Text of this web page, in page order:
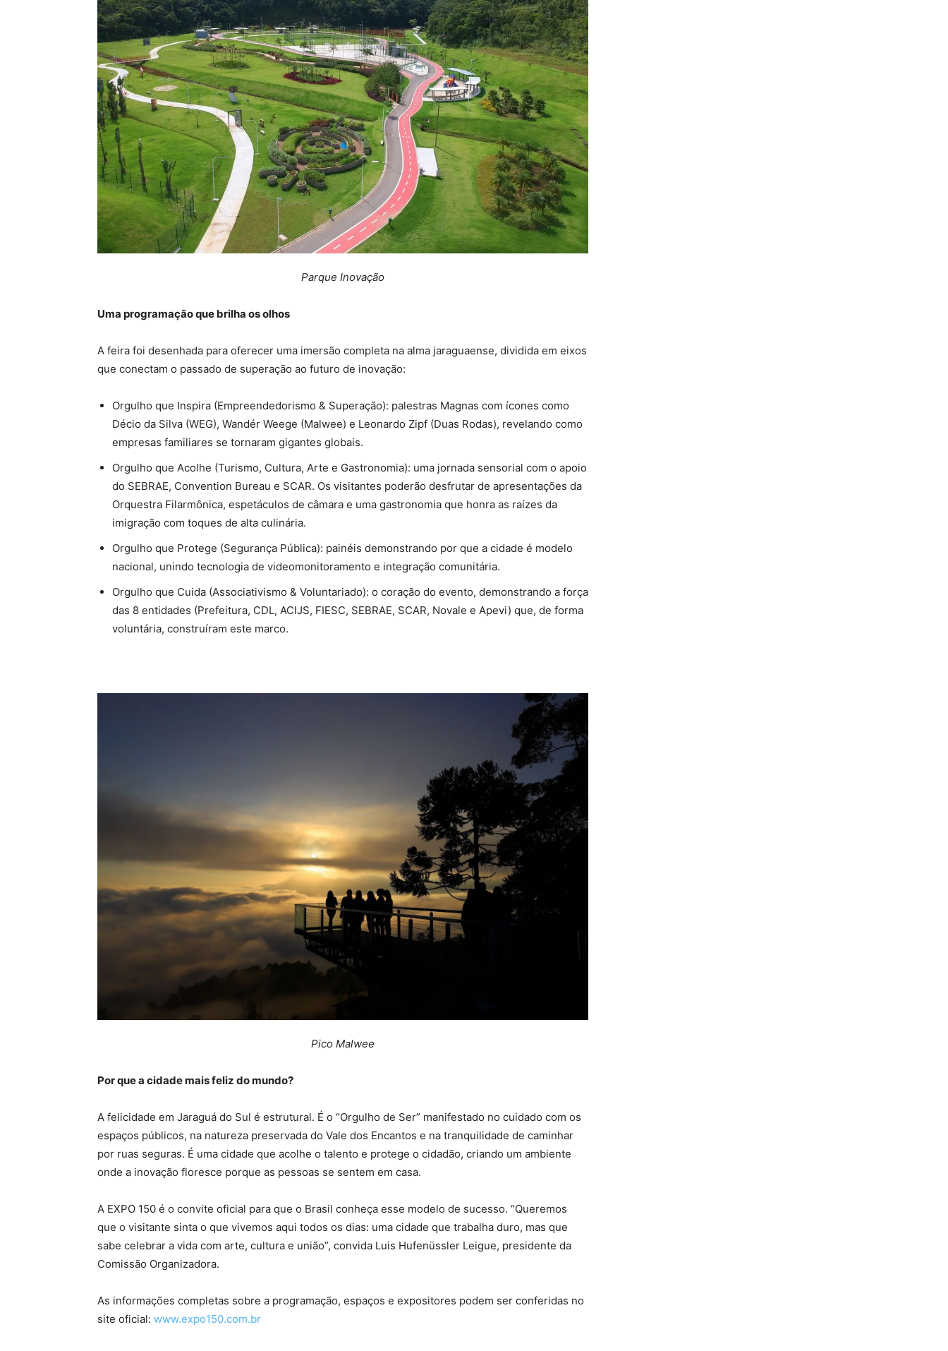
Parque Inovação
Uma programação que brilha os olhos
A feira foi desenhada para oferecer uma imersão completa na alma jaraguaense, dividida em eixos
que conectam o passado de superação ao futuro de inovação:
Orgulho que Inspira (Empreendedorismo & Superação): palestras Magnas com ícones como
Décio da Silva (WEG), Wandér Weege (Malwee) e Leonardo Zipf (Duas Rodas), revelando como
empresas familiares se tornaram gigantes globais.
Orgulho que Acolhe (Turismo, Cultura, Arte e Gastronomia): uma jornada sensorial com o apoio
do SEBRAE, Convention Bureau e SCAR. Os visitantes poderão desfrutar de apresentações da
Orquestra Filarmônica, espetáculos de câmara e uma gastronomia que honra as raízes da
imigração com toques de alta culinária.
Orgulho que Protege (Segurança Pública): painéis demonstrando por que a cidade é modelo
nacional, unindo tecnologia de videomonitoramento e integração comunitária.
Orgulho que Cuida (Associativismo & Voluntariado): o coração do evento, demonstrando a força
das 8 entidades (Prefeitura, CDL, ACIJS, FIESC, SEBRAE, SCAR, Novale e Apevi) que, de forma
voluntária, construíram este marco.
Pico Malwee
Por que a cidade mais feliz do mundo?
A felicidade em Jaraguá do Sul é estrutural. É o “Orgulho de Ser” manifestado no cuidado com os
espaços públicos, na natureza preservada do Vale dos Encantos e na tranquilidade de caminhar
por ruas seguras. É uma cidade que acolhe o talento e protege o cidadão, criando um ambiente
onde a inovação floresce porque as pessoas se sentem em casa.
A EXPO 150 é o convite oficial para que o Brasil conheça esse modelo de sucesso. “Queremos
que o visitante sinta o que vivemos aqui todos os dias: uma cidade que trabalha duro, mas que
sabe celebrar a vida com arte, cultura e união”, convida Luis Hufenüssler Leigue, presidente da
Comissão Organizadora.
As informações completas sobre a programação, espaços e expositores podem ser conferidas no
site oficial: www.expo150.com.br